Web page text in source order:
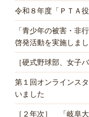
令和８年度「ＰＴＡ
「青少年の被害・非
啓発活動を実施しま
［硬式野球部、女子
第１回オンラインス
いました
［２年次］ 「岐阜